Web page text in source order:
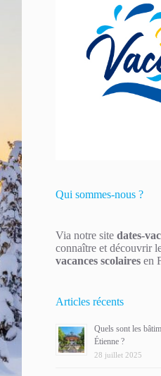
Qui sommes-nous ?
Via notre sitedates-
connaître et découvrir
vacances scolaires en
Articles récents
Quels sont les
Étienne ?
28 juillet 2025